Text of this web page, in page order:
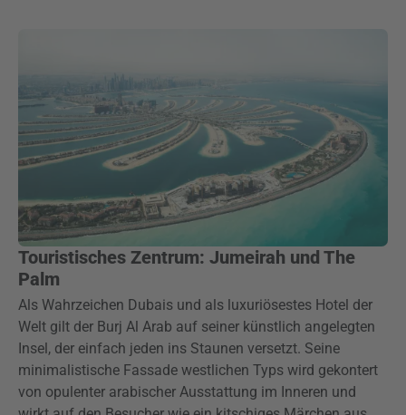
Touristisches Zentrum: Jumeirah und The
Palm
Als Wahrzeichen Dubais und als luxuriösestes Hotel der
Welt gilt der Burj Al Arab auf seiner künstlich angelegten
Insel, der einfach jeden ins Staunen versetzt. Seine
minimalistische Fassade westlichen Typs wird gekontert
von opulenter arabischer Ausstattung im Inneren und